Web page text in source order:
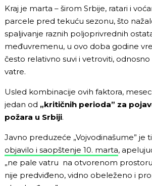
Kraj je marta – širom Srbije, ratari i
parcele pred tekuću sezonu, što
spaljivanje raznih poljoprivrednih
međuvremenu, u ovo doba godine
često relativno suvi i vetroviti,
vatre.
Usled kombinacije ovih faktora,
jedan od „kritičnih perioda” za
požara u Srbiji.
Javno preduzeće „Vojvodinašume” je
objavilo i saopštenje 10. marta,
„ne pale vatru na otvorenom
nije predviđeno, vidno obeleženo i